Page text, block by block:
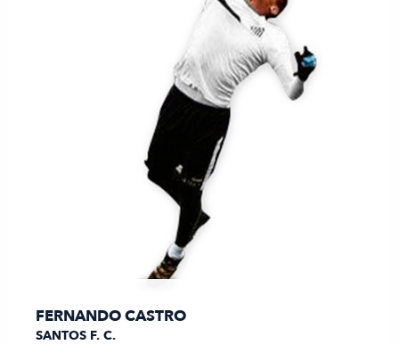
FERNANDO CASTRO
SANTOS F. C.